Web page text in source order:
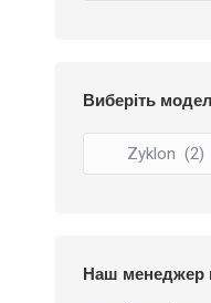
Виберіть
Наш менеджер